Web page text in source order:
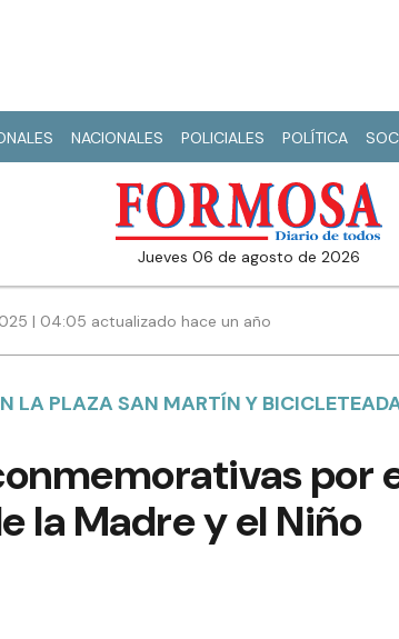
NACIONALES POLICIALES POLÍTICA
jueves 06 de agosto de 2026
| 04:05 actualizado hace un año
LA PLAZA SAN MARTÍN Y
por
la Madre y el Niño